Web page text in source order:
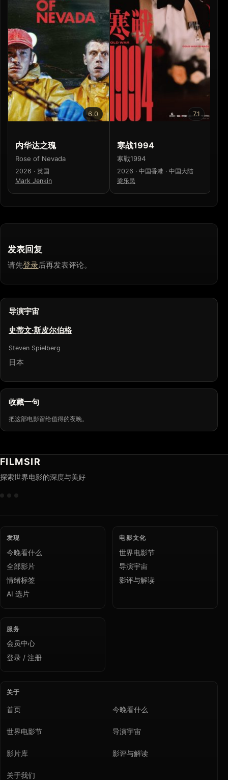
6.0
内华达之瑰
Rose of Nevada
2026 · 英国
Mark Jenkin
7.1
寒战1994
寒戰1994
2026 · 中国香港 · 中国大陆
梁乐民
发表回复
请先登录后再发表评论。
导演宇宙
史蒂文·斯皮尔伯格
Steven Spielberg
日本
收藏一句
把这部电影留给值得的夜晚。
FILMSIR
探索世界电影的深度与美好
发现
今晚看什么
全部影片
情绪标签
AI 选片
电影文化
世界电影节
导演宇宙
影评与解读
服务
会员中心
登录 / 注册
关于
首页 今晚看什么
世界电影节 导演宇宙
影片库 影评与解读
关于我们